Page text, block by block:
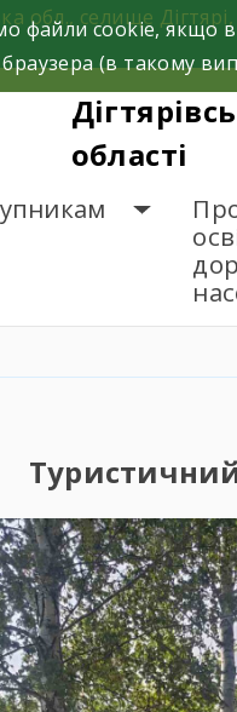
обл., селище Дігтярі,
області
файли cookie, якщо
(в такому